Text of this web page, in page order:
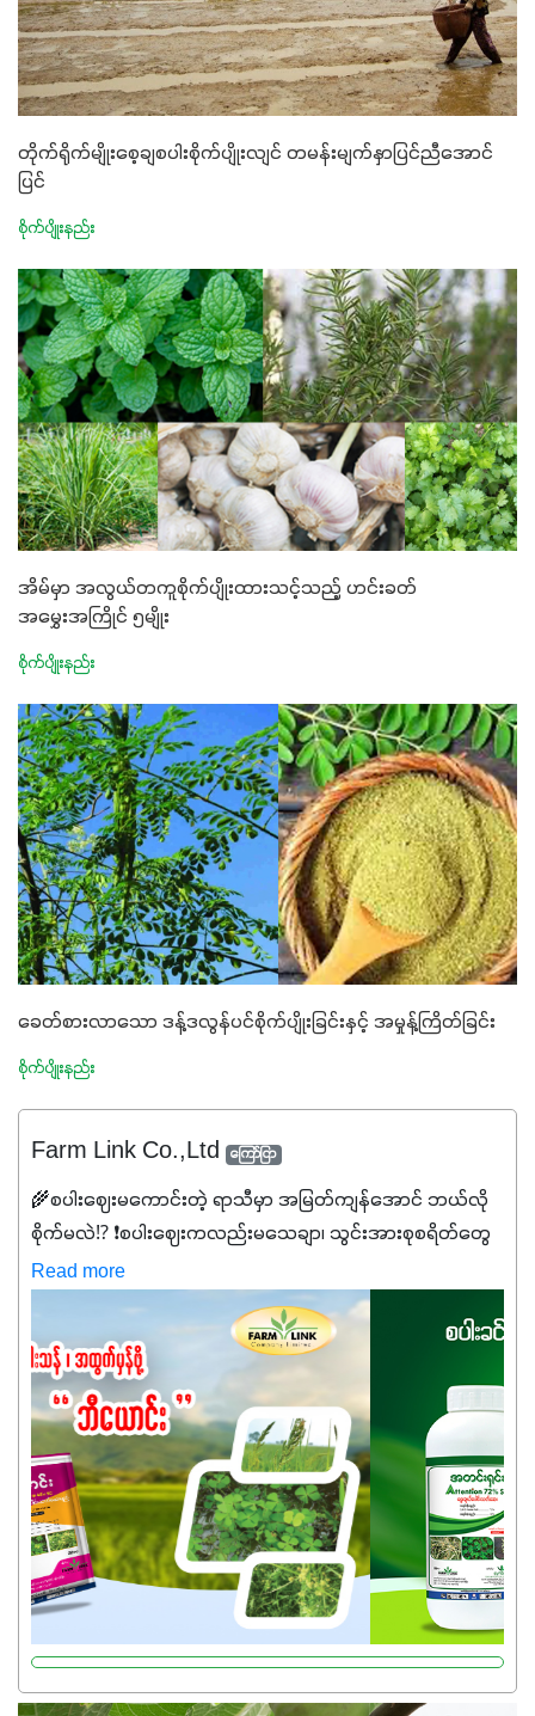
တိုက်ရိုက်မျိုးစေ့ချစပါးစိုက်ပျိုးလျင် တမန်းမျက်နှာပြင်ညီအောင်
ပြင်
စိုက်ပျိုးနည်း
အိမ်မှာ အလွယ်တကူစိုက်ပျိုးထားသင့်သည့် ဟင်းခတ်
အမွှေးအကြိုင် ၅မျိုး
စိုက်ပျိုးနည်း
ခေတ်စားလာသော ဒန့်ဒလွန်ပင်စိုက်ပျိုးခြင်းနှင့် အမှုန့်ကြိတ်ခြင်း
စိုက်ပျိုးနည်း
Farm Link Co.,Ltd ကြော်ငြာ
🌾စပါးဈေးမကောင်းတဲ့ ရာသီမှာ အမြတ်ကျန်အောင် ဘယ်လို
စိုက်မလဲ⁉️ ❗စပါးဈေးကလည်းမသေချာ၊ သွင်းအားစုစရိတ်တွေ
ကလည်း တက်နေတဲ့ဒီလိုအချိန်မှာ သွင်းအားစုဖိုးကို လျှော့ချပြီး
အထွက်နှုန်းကို ထိန်းထားနိုင်မှ ဦးကြီးတို့ အဆင်ပြေမှာနော် ✔️ဒါ
ကြောင့် ကိုယ်သုံးသမျှ ကိုယ့်အတွက်အကျိုးရစေမယ့်
အရည်အသွေးစိတ်ချရတဲ့ သွင်းအားစုပစ္စည်းတွေကိုပဲ ရွေးချယ်
သုံးသင့်ပါတယ်။
Read more